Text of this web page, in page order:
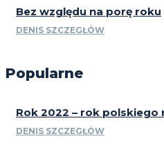
Bez względu na porę roku
DENIS SZCZEGŁÓW
Popularne
Rok 2022 – rok polskiego
DENIS SZCZEGŁÓW